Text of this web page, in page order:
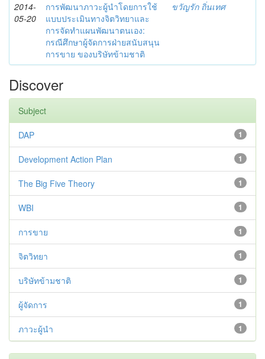
2014-
05-20
การพัฒนาภาวะผู้นำโดยการใช้
แบบประเมินทางจิตวิทยาและ
การจัดทำแผนพัฒนาตนเอง:
กรณีศึกษาผู้จัดการฝ่ายสนับสนุน
การขาย ของบริษัทข้ามชาติ
ขวัญรัก ถิ่นเทศ
Discover
Subject
1
DAP
1
Development Action Plan
1
The Big Five Theory
1
WBI
1
การขาย
1
จิตวิทยา
1
บริษัทข้ามชาติ
1
ผู้จัดการ
1
ภาวะผู้นำ